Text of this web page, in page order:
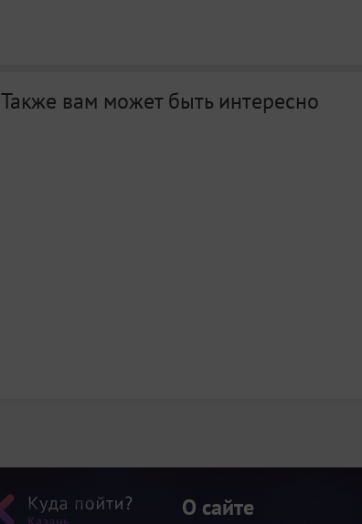
Также вам может быть интересно
О сайте